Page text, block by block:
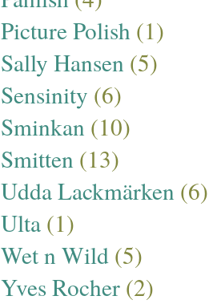
Picture Polish (1)
Sally Hansen (5)
Sensinity (6)
Sminkan (10)
Smitten (13)
Udda Lackmärken (6)
Ulta (1)
Wet n Wild (5)
Yves Rocher (2)